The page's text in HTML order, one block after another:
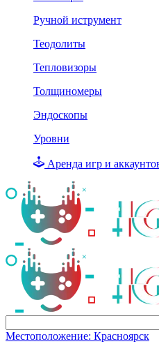
Ручной иструмент
Теодолиты
Тепловизоры
Толщиномеры
Эндоскопы
Уровни
Аренда игр и
Местоположение: Красноярск